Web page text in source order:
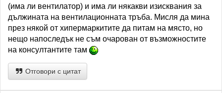
(има ли вентилатор) и има ли някакви изисквания за
дължината на вентилационната тръба. Мисля да мина
през някой от хипермаркитите да питам на място, но
нещо напоследък не съм очарован от възможностите
на консултантите там
Отговори с цитат